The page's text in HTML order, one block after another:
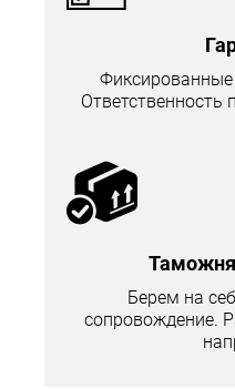
Фиксированные
Ответственность
Берем на
сопровождение.